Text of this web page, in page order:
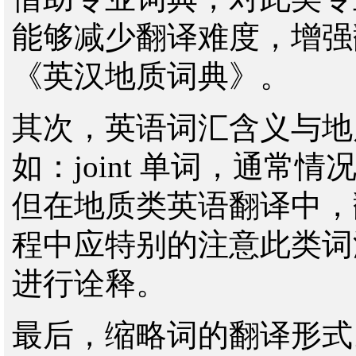
能够减少翻译难度，增
《英汉地质词典》。
其次，英语词汇含义与
如：joint 单词，通常情
但在地质类英语翻译中
程中应特别的注意此类
进行诠释。
最后，缩略词的翻译形